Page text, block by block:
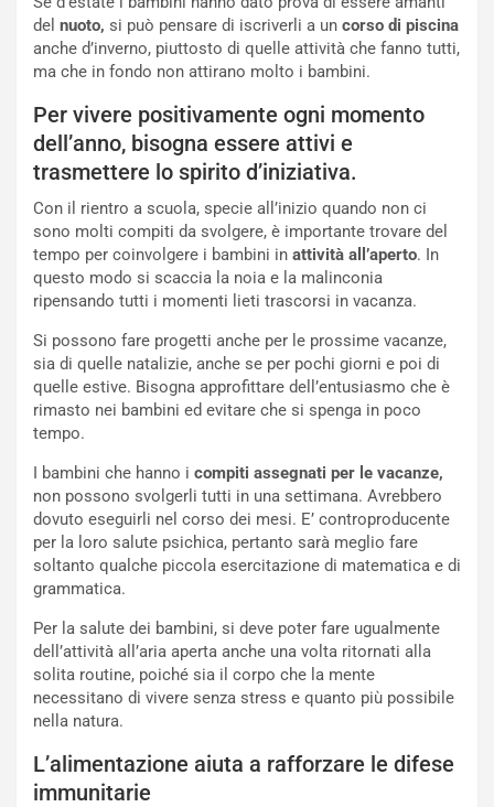
del nuoto, si può pensare di iscriverli a un corso di piscina
anche d’inverno, piuttosto di quelle attività che fanno tutti,
ma che in fondo non attirano molto i bambini.
Per vivere positivamente ogni momento
dell’anno, bisogna essere attivi e
trasmettere lo spirito d’iniziativa.
Con il rientro a scuola, specie all’inizio quando non ci
sono molti compiti da svolgere, è importante trovare del
tempo per coinvolgere i bambini in attività all’aperto. In
questo modo si scaccia la noia e la malinconia
ripensando tutti i momenti lieti trascorsi in vacanza.
Si possono fare progetti anche per le prossime vacanze,
sia di quelle natalizie, anche se per pochi giorni e poi di
quelle estive. Bisogna approfittare dell’entusiasmo che è
rimasto nei bambini ed evitare che si spenga in poco
tempo.
I bambini che hanno i compiti assegnati per le vacanze,
non possono svolgerli tutti in una settimana. Avrebbero
dovuto eseguirli nel corso dei mesi. E’ controproducente
per la loro salute psichica, pertanto sarà meglio fare
soltanto qualche piccola esercitazione di matematica e di
grammatica.
Per la salute dei bambini, si deve poter fare ugualmente
dell’attività all’aria aperta anche una volta ritornati alla
solita routine, poiché sia il corpo che la mente
necessitano di vivere senza stress e quanto più possibile
nella natura.
L’alimentazione aiuta a rafforzare le difese
immunitarie